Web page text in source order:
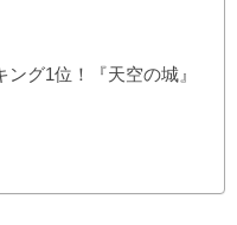
グ1位！『天空の城』